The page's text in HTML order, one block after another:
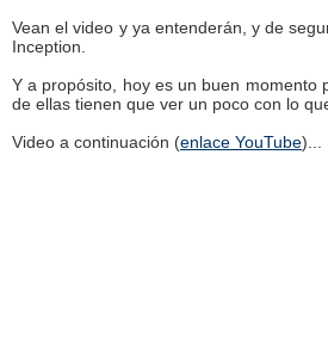
Vean el video y ya entenderán, y de
Inception.
Y a propósito, hoy es un buen momento
de ellas tienen que ver un poco con lo
Video a continuación (enlace YouTube)...